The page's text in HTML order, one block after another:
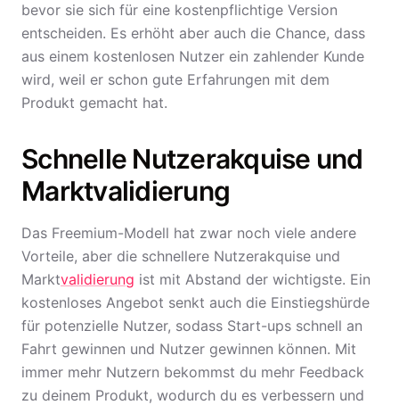
bevor sie sich für eine kostenpflichtige Version
entscheiden. Es erhöht aber auch die Chance, dass
aus einem kostenlosen Nutzer ein zahlender Kunde
wird, weil er schon gute Erfahrungen mit dem
Produkt gemacht hat.
Schnelle Nutzerakquise und
Marktvalidierung
Das Freemium-Modell hat zwar noch viele andere
Vorteile, aber die schnellere Nutzerakquise und
Marktvalidierung ist mit Abstand der wichtigste. Ein
kostenloses Angebot senkt auch die Einstiegshürde
für potenzielle Nutzer, sodass Start-ups schnell an
Fahrt gewinnen und Nutzer gewinnen können. Mit
immer mehr Nutzern bekommst du mehr Feedback
zu deinem Produkt, wodurch du es verbessern und